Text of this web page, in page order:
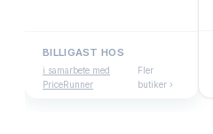
BILLIGAST HOS
i samarbete med
PriceRunner
Fler
butiker ›